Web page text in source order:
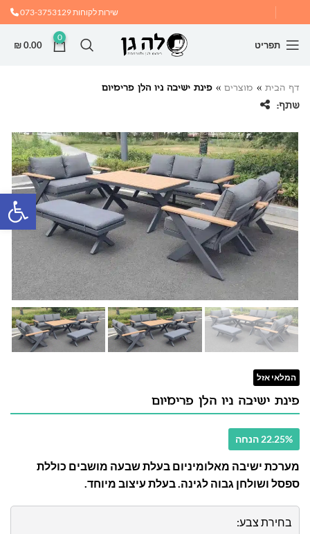
שירות לקוחות073-3753129
תפריט
0
₪0.00
דף הבית » מוצרים » פינת ישיבה ניו הלן פרימיום
שתף:
המלאי אזל
פינת ישיבה ניו הלן פרימיום
22.25% הנחה
מערכת ישיבה מאלומיניום בעלת שבעה מושבים כוללת
ספסל ושולחן גבוה לגינה. בעלת עיצוב מיוחד.
בחירת צבע: